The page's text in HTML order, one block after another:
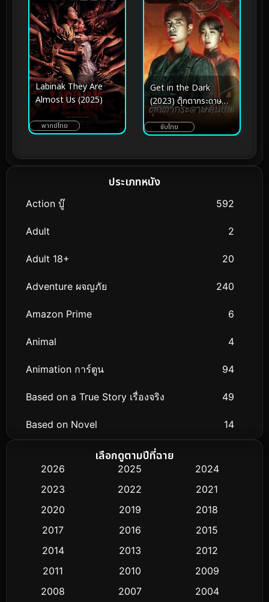
Labinak They Are
Almost Us (2025)
พากย์ไทย
Get in the Dark
(2023) ตุ๊กตากระดาษ
คืนชีพ
ซับไทย
ประเภทหนัง
Action บู๊ 592
Adult 2
Adult 18+ 20
Adventure ผจญภัย 240
Amazon Prime 6
Animal 4
Animation การ์ตูน 94
Based on a True Story เรื่องจริง 49
Based on Novel 14
Biography ชีวิตจริง
Classic หนังคลาสสิก
Comedy ตลก 379
Conspiracy
เลือกดูตามปีที่ฉาย
2026 2025
2024
2023
2022
2021
2020
2019
2018
2017
2016
2015
2014
2013
2012
2011
2010
2009
2008
2007
2004